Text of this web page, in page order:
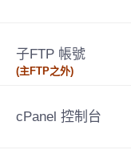
子FTP 帳號
(主FTP之外)
cPanel 控制台